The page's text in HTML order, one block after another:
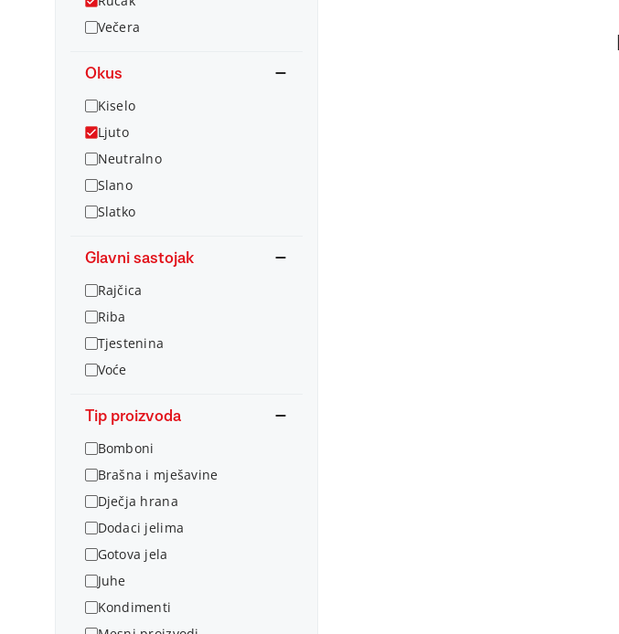
Večera
Okus
Kiselo
Ljuto
Neutralno
Slano
Slatko
Glavni sastojak
Rajčica
Riba
Tjestenina
Voće
Tip proizvoda
Bomboni
Brašna i mješavine
Dječja hrana
Dodaci jelima
Gotova jela
Juhe
Kondimenti